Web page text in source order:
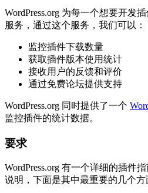
WordPress.org 为每一个想要开发
服务，通过这个服务，我们可以：
监控插件下载数量
获取插件版本使用统计
接收用户的反馈和评价
通过免费论坛提供支持
WordPress.org 同时提供了一个
监控插件的统计数据。
要求
WordPress.org 有一个详细的插件
说明，下面是其中最重要的几个方